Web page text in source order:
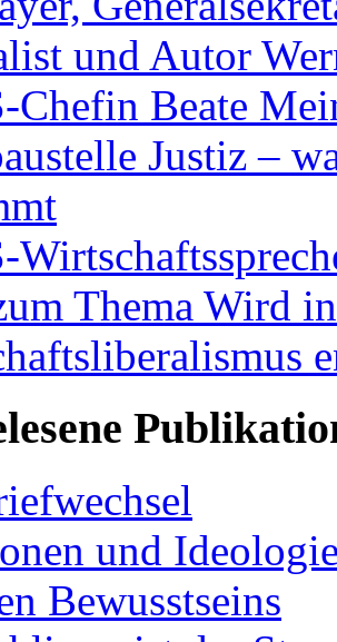
und Autor
Chefin Beate
Justiz –
Thema Wird
und
Bewusstseins